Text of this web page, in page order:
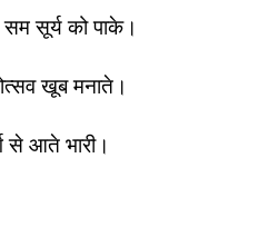
सम सूर्य को पाके।
खूब मनाते।
से आते भारी।